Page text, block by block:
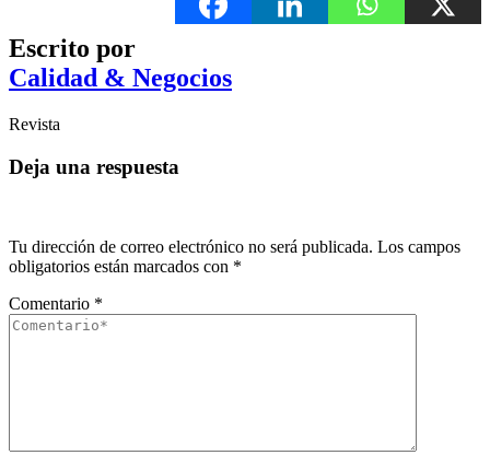
Escrito por
Calidad & Negocios
Revista
Deja una respuesta
Tu dirección de correo electrónico no será publicada. Los campos
obligatorios están marcados con *
Comentario *